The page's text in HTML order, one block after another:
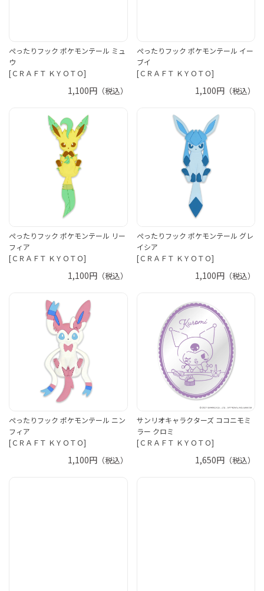
ぺったりフック ポケモンテール ミュ
ウ
[ＣＲＡＦＴ ＫＹＯＴＯ]
1,100円（税込）
ぺったりフック ポケモンテール イー
ブイ
[ＣＲＡＦＴ ＫＹＯＴＯ]
1,100円 （税込）
ぺったりフック ポケモンテール リー
フィア
[ＣＲＡＦＴ ＫＹＯＴＯ]
1,100円（税込）
ぺったりフック ポケモンテール グレ
イシア
[ＣＲＡＦＴ ＫＹＯＴＯ]
1,100円 （税込）
ぺったりフック ポケモンテール ニン
フィア
[ＣＲＡＦＴ ＫＹＯＴＯ]
1,100円（税込）
サンリオキャラクターズ ココニモミ
ラー クロミ
[ＣＲＡＦＴ ＫＹＯＴＯ]
1,650円 （税込）